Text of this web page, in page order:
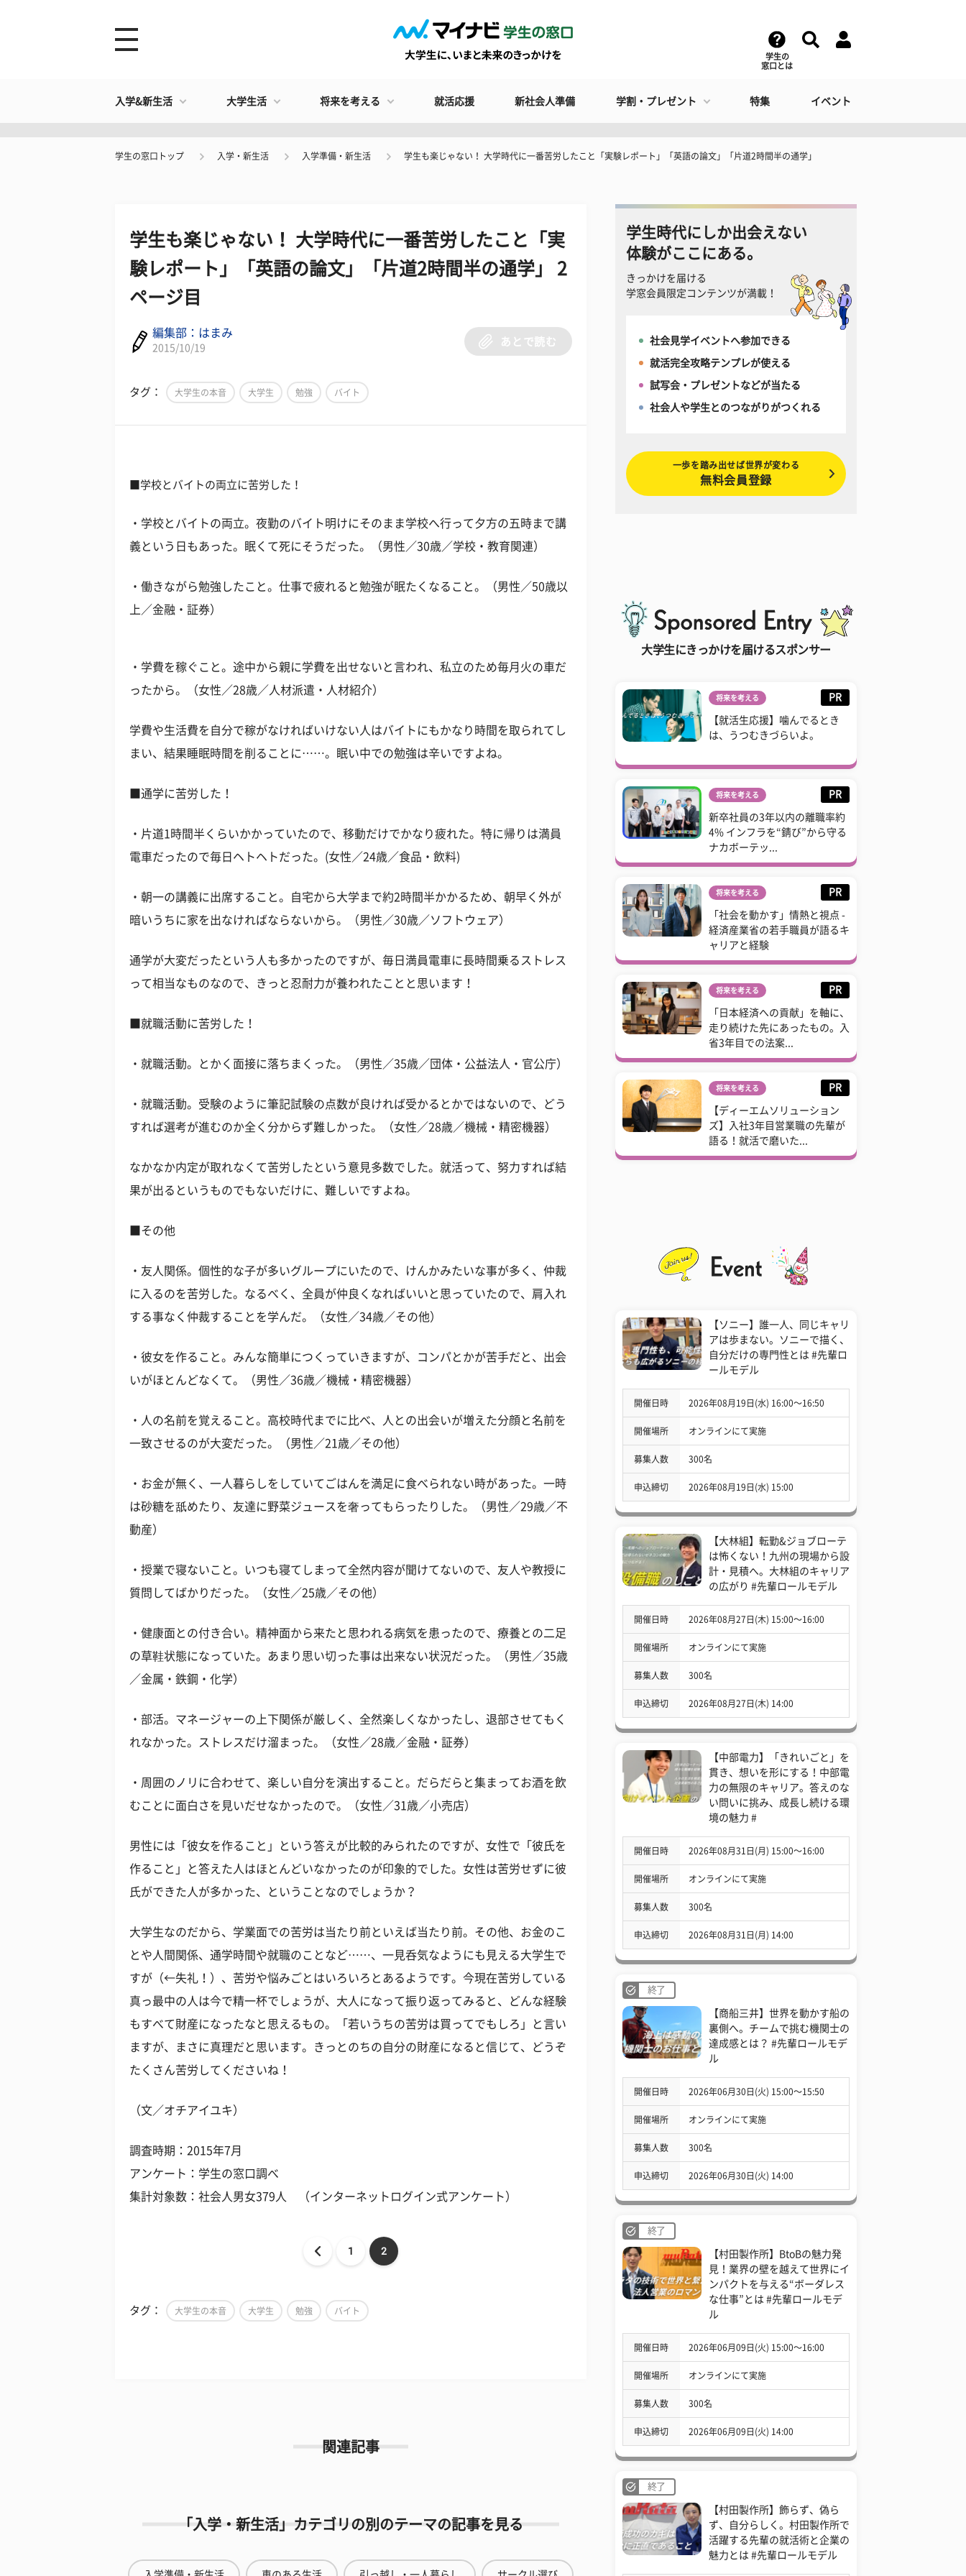
学生の
窓口とは
入学&新生活 大学生活 将来を考える 就活応援 新社会人準備 学割・プレゼント 特集 イベント
学生の窓口トップ 入学・新生活 入学準備・新生活 学生も楽じゃない！ 大学時代に一番苦労したこと「実験レポート」「英語の論文」「片道2時間半の通学」
学生も楽じゃない！ 大学時代に一番苦労したこと「実
験レポート」「英語の論文」「片道2時間半の通学」 2
ページ目
編集部：はまみ
2015/10/19
あとで読む
タグ： 大学生の本音 大学生 勉強 バイト
■学校とバイトの両立に苦労した！
・学校とバイトの両立。夜勤のバイト明けにそのまま学校へ行って夕方の五時まで講
義という日もあった。眠くて死にそうだった。（男性／30歳／学校・教育関連）
・働きながら勉強したこと。仕事で疲れると勉強が眠たくなること。（男性／50歳以
上／金融・証券）
・学費を稼ぐこと。途中から親に学費を出せないと言われ、私立のため毎月火の車だ
ったから。（女性／28歳／人材派遣・人材紹介）
学費や生活費を自分で稼がなければいけない人はバイトにもかなり時間を取られてし
まい、結果睡眠時間を削ることに……。眠い中での勉強は辛いですよね。
■通学に苦労した！
・片道1時間半くらいかかっていたので、移動だけでかなり疲れた。特に帰りは満員
電車だったので毎日ヘトヘトだった。(女性／24歳／食品・飲料)
・朝一の講義に出席すること。自宅から大学まで約2時間半かかるため、朝早く外が
暗いうちに家を出なければならないから。（男性／30歳／ソフトウェア）
通学が大変だったという人も多かったのですが、毎日満員電車に長時間乗るストレス
って相当なものなので、きっと忍耐力が養われたことと思います！
■就職活動に苦労した！
・就職活動。とかく面接に落ちまくった。（男性／35歳／団体・公益法人・官公庁）
・就職活動。受験のように筆記試験の点数が良ければ受かるとかではないので、どう
すれば選考が進むのか全く分からず難しかった。（女性／28歳／機械・精密機器）
なかなか内定が取れなくて苦労したという意見多数でした。就活って、努力すれば結
果が出るというものでもないだけに、難しいですよね。
■その他
・友人関係。個性的な子が多いグループにいたので、けんかみたいな事が多く、仲裁
に入るのを苦労した。なるべく、全員が仲良くなればいいと思っていたので、肩入れ
する事なく仲裁することを学んだ。（女性／34歳／その他）
・彼女を作ること。みんな簡単につくっていきますが、コンパとかが苦手だと、出会
いがほとんどなくて。（男性／36歳／機械・精密機器）
・人の名前を覚えること。高校時代までに比べ、人との出会いが増えた分顔と名前を
一致させるのが大変だった。（男性／21歳／その他）
・お金が無く、一人暮らしをしていてごはんを満足に食べられない時があった。一時
は砂糖を舐めたり、友達に野菜ジュースを奢ってもらったりした。（男性／29歳／不
動産）
・授業で寝ないこと。いつも寝てしまって全然内容が聞けてないので、友人や教授に
質問してばかりだった。（女性／25歳／その他）
・健康面との付き合い。精神面から来たと思われる病気を患ったので、療養との二足
の草鞋状態になっていた。あまり思い切った事は出来ない状況だった。（男性／35歳
／金属・鉄鋼・化学）
・部活。マネージャーの上下関係が厳しく、全然楽しくなかったし、退部させてもく
れなかった。ストレスだけ溜まった。（女性／28歳／金融・証券）
・周囲のノリに合わせて、楽しい自分を演出すること。だらだらと集まってお酒を飲
むことに面白さを見いだせなかったので。（女性／31歳／小売店）
男性には「彼女を作ること」という答えが比較的みられたのですが、女性で「彼氏を
作ること」と答えた人はほとんどいなかったのが印象的でした。女性は苦労せずに彼
氏ができた人が多かった、ということなのでしょうか？
大学生なのだから、学業面での苦労は当たり前といえば当たり前。その他、お金のこ
とや人間関係、通学時間や就職のことなど……、一見呑気なようにも見える大学生で
すが（←失礼！）、苦労や悩みごとはいろいろとあるようです。今現在苦労している
真っ最中の人は今で精一杯でしょうが、大人になって振り返ってみると、どんな経験
もすべて財産になったなと思えるもの。「若いうちの苦労は買ってでもしろ」と言い
ますが、まさに真理だと思います。きっとのちの自分の財産になると信じて、どうぞ
たくさん苦労してくださいね！
（文／オチアイユキ）
調査時期：2015年7月
アンケート：学生の窓口調べ
集計対象数：社会人男女379人 （インターネットログイン式アンケート）
1 2
タグ： 大学生の本音 大学生 勉強 バイト
関連記事
「入学・新生活」カテゴリの別のテーマの記事を見る
学生時代にしか出会えない
体験がここにある。
きっかけを届ける
学窓会員限定コンテンツが満載！
社会見学イベントへ参加できる
就活完全攻略テンプレが使える
試写会・プレゼントなどが当たる
社会人や学生とのつながりがつくれる
一歩を踏み出せば世界が変わる
無料会員登録
大学生にきっかけを届けるスポンサー
将来を考える PR
【就活生応援】噛んでるとき
は、うつむきづらいよ。
将来を考える PR
新卒社員の3年以内の離職率約
4% インフラを“錆び”から守る
ナカボーテッ...
将来を考える PR
「社会を動かす」情熱と視点 -
経済産業省の若手職員が語るキ
ャリアと経験
将来を考える PR
「日本経済への貢献」を軸に、
走り続けた先にあったもの。入
省3年目での法案...
将来を考える PR
【ディーエムソリューション
ズ】入社3年目営業職の先輩が
語る！就活で磨いた...
【ソニー】誰一人、同じキャリ
アは歩まない。ソニーで描く、
自分だけの専門性とは #先輩ロ
ールモデル
開催日時 2026年08月19日(水) 16:00〜16:50
開催場所 オンラインにて実施
募集人数 300名
申込締切 2026年08月19日(水) 15:00
【大林組】転勤&ジョブローテ
は怖くない！九州の現場から設
計・見積へ。大林組のキャリア
の広がり #先輩ロールモデル
開催日時 2026年08月27日(木) 15:00〜16:00
開催場所 オンラインにて実施
募集人数 300名
申込締切 2026年08月27日(木) 14:00
【中部電力】「きれいごと」を
貫き、想いを形にする！中部電
力の無限のキャリア。答えのな
い問いに挑み、成長し続ける環
境の魅力 #
開催日時 2026年08月31日(月) 15:00〜16:00
開催場所 オンラインにて実施
募集人数 300名
申込締切 2026年08月31日(月) 14:00
終了
【商船三井】世界を動かす船の
裏側へ。チームで挑む機関士の
達成感とは？ #先輩ロールモデ
ル
開催日時 2026年06月30日(火) 15:00〜15:50
開催場所 オンラインにて実施
募集人数 300名
申込締切 2026年06月30日(火) 14:00
終了
【村田製作所】BtoBの魅力発
見！業界の壁を越えて世界にイ
ンパクトを与える“ボーダレス
な仕事”とは #先輩ロールモデ
ル
開催日時 2026年06月09日(火) 15:00〜16:00
開催場所 オンラインにて実施
募集人数 300名
申込締切 2026年06月09日(火) 14:00
終了
【村田製作所】飾らず、偽ら
ず、自分らしく。村田製作所で
活躍する先輩の就活術と企業の
魅力とは #先輩ロールモデル